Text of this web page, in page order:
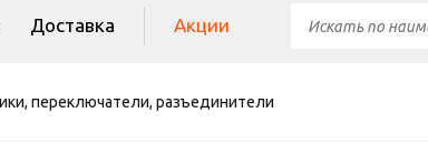
Доставка Акции
переключатели, разъединители